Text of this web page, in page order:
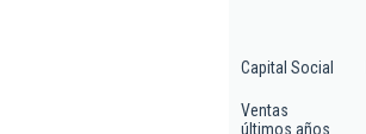
Capital Social
Ventas
últimos años